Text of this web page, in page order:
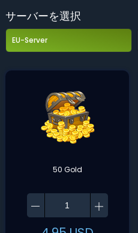
サーバーを選択
EU-Server
50 Gold